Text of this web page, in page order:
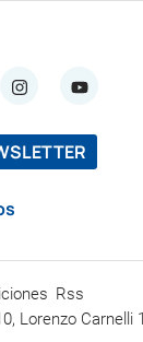
Rss
Lorenzo Carnelli